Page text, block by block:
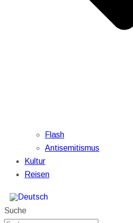
Flash
Antisemitismus
Kultur
Reisen
Suche